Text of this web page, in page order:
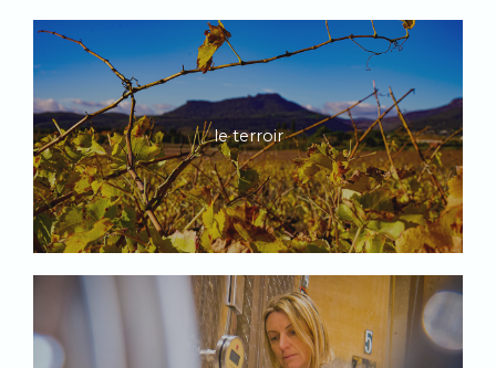
le terroir